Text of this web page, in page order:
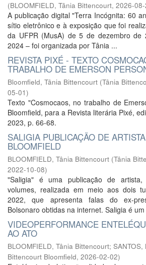
(BLOOMFIELD, Tânia Bittencourt, 2026-
A publicação digital "Terra Incógnita: 60
sítio eletrônico e à exposição que foi
da UFPR (MusA) de 5 de dezembro
2024 – foi organizada por Tânia ...
REVISTA PIXÉ - TEXTO
TRABALHO DE EMERSON
Bloomfield, Tânia Bittencourt (Tânia
05-01)
Texto "Cosmocaos, no trabalho de
Bloomfield, para a Revista literária Pixé,
2023, p. 66-68.
SALIGIA PUBLICAÇÃO DE
BLOOMFIELD
BLOOMFIELD, Tânia Bittencourt (Tânia
2022-10-08)
"Saligia" é uma publicação de
volumes, realizada em meio aos dois
2022, que apresenta falas do ex-
Bolsonaro obtidas na internet. Saligia é um
VIDEOPERFORMANCE
AO ATO
BLOOMFIELD, Tânia Bittencourt;
Bittencourt Bloomfield, 2026-02-02)